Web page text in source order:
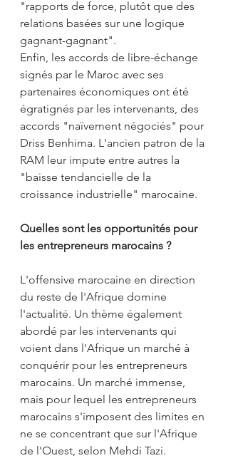
"rapports de force, plutôt que des
relations basées sur une logique
gagnant-gagnant".
Enfin, les accords de libre-échange
signés par le Maroc avec ses
partenaires économiques ont été
égratignés par les intervenants, des
accords "naïvement négociés" pour
Driss Benhima. L'ancien patron de la
RAM leur impute entre autres la
"baisse tendancielle de la
croissance industrielle" marocaine.
Quelles sont les opportunités pour
les entrepreneurs marocains ?
L'offensive marocaine en direction
du reste de l'Afrique domine
l'actualité. Un thème également
abordé par les intervenants qui
voient dans l'Afrique un marché à
conquérir pour les entrepreneurs
marocains. Un marché immense,
mais pour lequel les entrepreneurs
marocains s'imposent des limites en
ne se concentrant que sur l'Afrique
de l'Ouest, selon Mehdi Tazi.